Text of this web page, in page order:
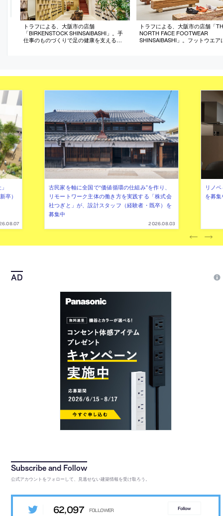
トラフによる、大阪市の店舗
「BIRKENSTOCK SHINSAIBASHI」。手
仕事のものづくりで足の健康を支えるブ
構築
トラフによる、大阪市の店舗「
NORTH FACE FOOTWEAR
SHINSAIBASHI」。フットウエア
で空間に広がりも生み出す
卒）
古民家を軸に全国で“価値循環の仕組み”を作り、
リモートワーク主体の働き方を実践する「株式会
社つぎと」が、設計スタッフ（経験者・既卒）を
募集中
2026.08.03
リノ
を募
公式アカウントをフォローして、見逃せない建築情報を受け取ろう。
62,097 Follow